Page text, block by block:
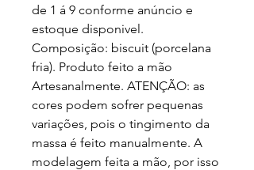
de 1 á 9 conforme anúncio e
estoque disponivel.
Composição: biscuit (porcelana
fria). Produto feito a mão
Artesanalmente. ATENÇÃO: as
cores podem sofrer pequenas
variações, pois o tingimento da
massa é feito manualmente. A
modelagem feita a mão, por isso